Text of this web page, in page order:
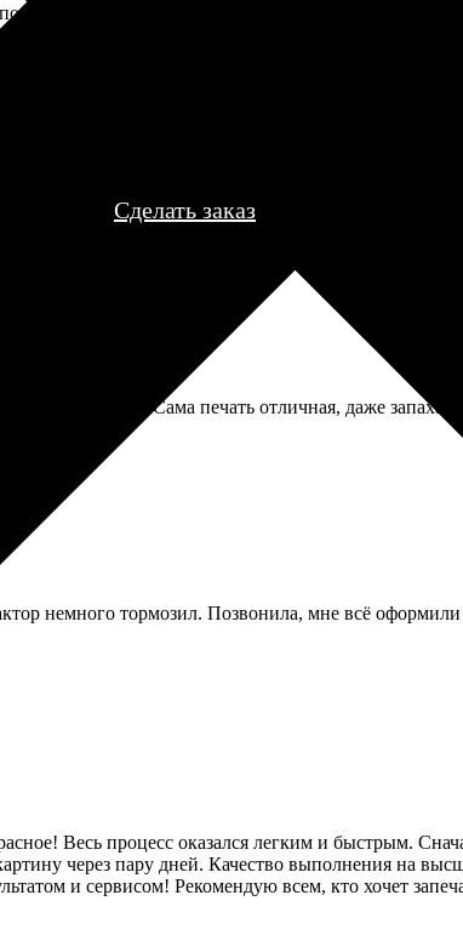
заказа к печати
могут связаться с Вами
телефону или email для
деталей.
Оплатите заказ
оплаты получите
описанием заказа.
Сделать заказ
и картоне. Сама печать отличная, даже запаха
немного тормозил. Позвонила, мне всё
Весь процесс оказался легким и быстрым.
через пару дней. Качество выполнения на
и сервисом! Рекомендую всем, кто хочет